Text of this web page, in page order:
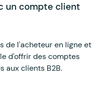
un compte client
de l'acheteur en ligne et
d'offrir des comptes
aux clients B2B.